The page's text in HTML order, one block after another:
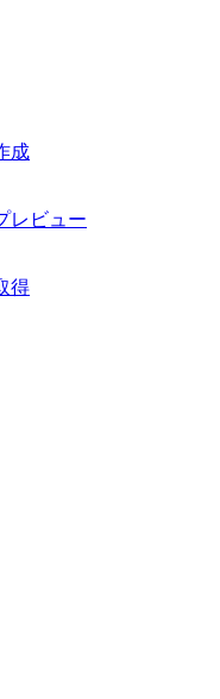
成
レビュー
得